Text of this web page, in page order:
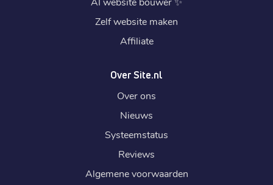
Zelf website maken
Affiliate
Over Site.nl
Over ons
Nieuws
Systeemstatus
Reviews
Algemene voorwaarden